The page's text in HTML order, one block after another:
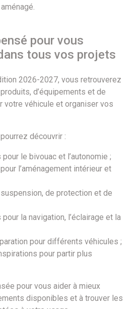
pour vous
tous vos projets
2026-2027, vous retrouverez
d’équipements et de
votre véhicule et organiser vos
découvrir :
le bivouac et l’autonomie ;
l’aménagement intérieur et
de protection et de
la navigation, l’éclairage et la
pour différents véhicules ;
pour partir plus
pour vous aider à mieux
disponibles et à trouver les